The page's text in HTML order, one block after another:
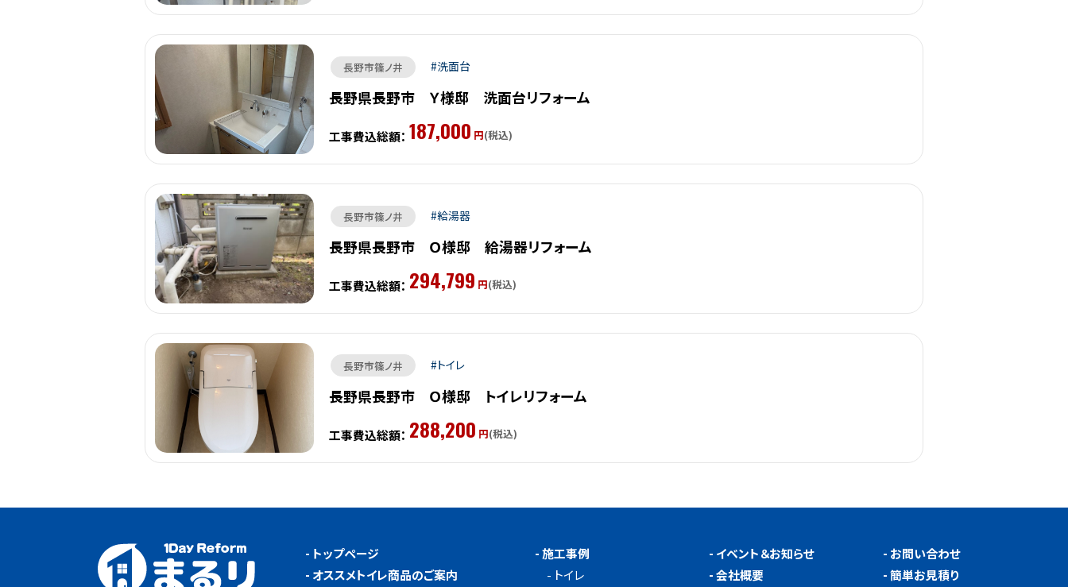
長野市篠ノ井 洗面台
長野県長野市 Ｙ様邸 洗面台リフォーム
工事費込総額： 187,000 円(税込)
長野市篠ノ井 給湯器
長野県長野市 Ｏ様邸 給湯器リフォーム
工事費込総額： 294,799 円(税込)
長野市篠ノ井 トイレ
長野県長野市 Ｏ様邸 トイレリフォーム
工事費込総額： 288,200 円(税込)
- トップページ
- オススメトイレ商品のご案内
-施工事例
- トイレ
- イベント＆お知らせ
-会社概要
- お問い合わせ
-簡単お見積り